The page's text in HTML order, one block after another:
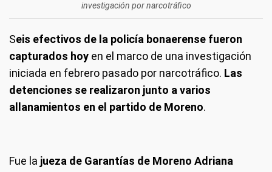
investigación por narcotráfico
Seis efectivos de la policía bonaerense fueron
capturados hoy en el marco de una investigación
iniciada en febrero pasado por narcotráfico. Las
detenciones se realizaron junto a varios
allanamientos en el partido de Moreno.
Fue la jueza de Garantías de Moreno Adriana